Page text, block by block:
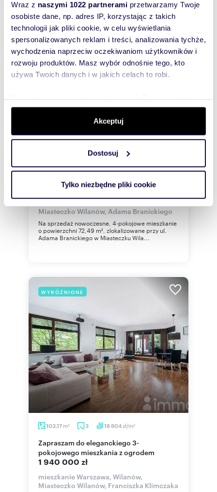
Wraz z naszymi 1022 partnerami przetwarzamy Twoje
osobiste dane, np. adres IP, korzystając z takich
technologii jak pliki cookie, w celu wyświetlania
spersonalizowanych reklam i treści, analizowania tychże,
wychodzenia naprzeciw oczekiwaniom użytkowników i
rozwoju produktów. Masz wybór odnośnie tego, kto
używa Twoich danych i w jakich celach to robi.
dane są przetwarzane oraz ustaw własne preferencje w
. W Deklaracji plików cookie możesz
zmienić lub wycofać swoją zgodę w dowolnej chwili.
Wykorzystujemy pliki cookie do spersonalizowania treści
i reklam, aby oferować funkcje społecznościowe i
korzystasz z naszej witryny, udostępniamy partnerom
Partnerzy mogą połączyć te informacje z innymi danymi
otrzymanymi od Ciebie lub uzyskanymi podczas
korzystania z ich usług.
Akceptuj
Dostosuj
Tylko niezbędne pliki cookie
WYRÓŻNIONE
20 555 zł/m
Polecam nowoczesne 4-pokojowe
1 490 000 zł
mieszkanie Warszawa, Wilanów,
Miasteczko Wilanów, Adama Branickiego
Na sprzedaż nowoczesne, 4-pokojowe mieszkanie
o powierzchni 72,49 m², zlokalizowane przy ul.
Adama Branickiego w Miasteczku Wila...
WYRÓŻNIONE
103,17 m2 3 18 804zł/m2
Zapraszam do eleganckiego 3-
pokojowego mieszkania z ogrodem
1 940 000 zł
mieszkanie Warszawa, Wilanów,
Miasteczko Wilanów, Franciszka Klimczaka